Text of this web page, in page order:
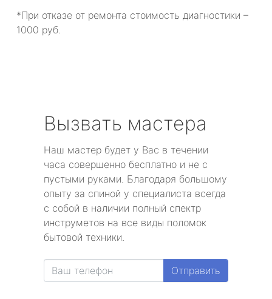
*При отказе от ремонта стоимость диагностики –
1000 руб.
Вызвать мастера
Наш мастер будет у Вас в течении
часа совершенно бесплатно и не с
пустыми руками. Благодаря большому
опыту за спиной у специалиста всегда
с собой в наличии полный спектр
инструметов на все виды поломок
бытовой техники.
Отправить